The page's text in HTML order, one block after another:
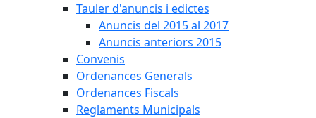
Tauler d'anuncis i edictes
Anuncis del 2015 al 2017
Anuncis anteriors 2015
Convenis
Ordenances Generals
Ordenances Fiscals
Reglaments Municipals